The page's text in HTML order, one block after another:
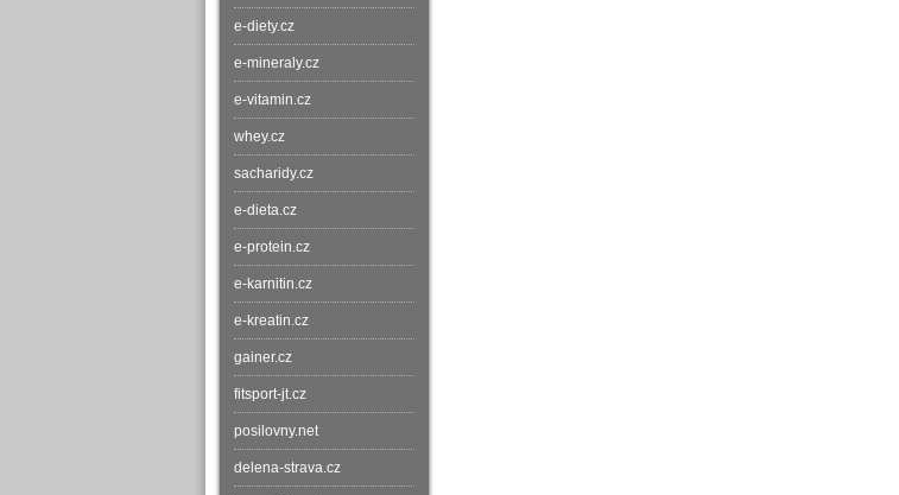
e-diety.cz
e-mineraly.cz
e-vitamin.cz
whey.cz
sacharidy.cz
e-dieta.cz
e-protein.cz
e-karnitin.cz
e-kreatin.cz
gainer.cz
fitsport-jt.cz
posilovny.net
delena-strava.cz